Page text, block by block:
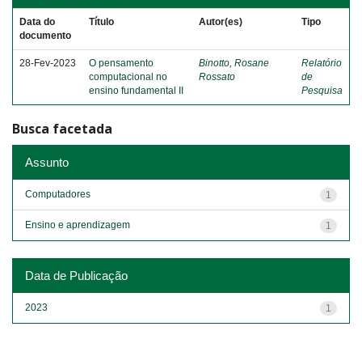
Data do
documento
Título Autor(es) Tipo
28-Fev-2023
O pensamento
computacional no
ensino fundamental II
Binotto, Rosane
Rossato
Relatório
de
Pesquisa
Busca facetada
Assunto
1
Computadores
1
Ensino e aprendizagem
Data de Publicação
1
2023